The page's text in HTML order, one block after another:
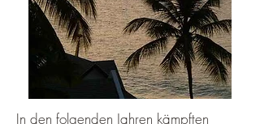
In den folgenden Jahren kämpften